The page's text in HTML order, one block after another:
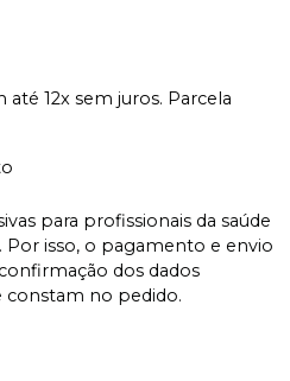
até 12x sem juros. Parcela
para profissionais da saúde
isso, o pagamento e envio
dos dados
constam no pedido.